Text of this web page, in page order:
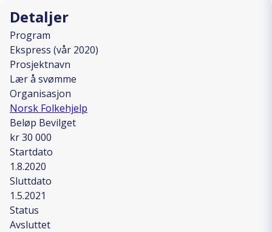
Detaljer
Program
Ekspress (vår 2020)
Prosjektnavn
Lær å svømme
Organisasjon
Norsk Folkehjelp
Beløp Bevilget
kr 30 000
Startdato
1.8.2020
Sluttdato
1.5.2021
Status
Avsluttet